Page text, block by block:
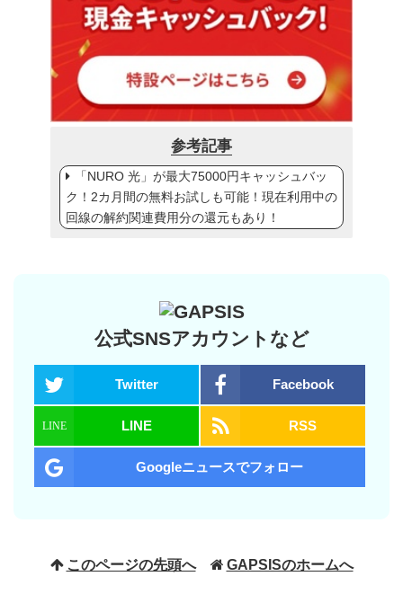
参考記事
「NURO 光」が最大75000円キャッシュバッ
ク！2カ月間の無料お試しも可能！現在利用中の
回線の解約関連費用分の還元もあり！
公式SNSアカウントなど
Twitter Facebook
LINE RSS
Googleニュースでフォロー
このページの先頭へ GAPSISのホームへ